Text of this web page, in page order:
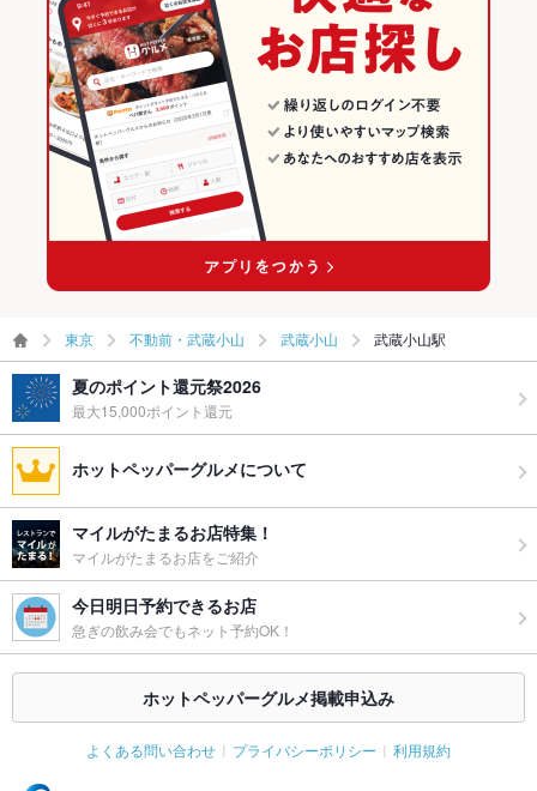
東京 不動前・武蔵小山 武蔵小山 武蔵小山駅
夏のポイント還元祭2026
最大15,000ポイント還元
ホットペッパーグルメについて
マイルがたまるお店特集！
マイルがたまるお店をご紹介
今日明日予約できるお店
急ぎの飲み会でもネット予約OK！
ホットペッパーグルメ掲載申込み
よくある問い合わせ プライバシーポリシー 利用規約